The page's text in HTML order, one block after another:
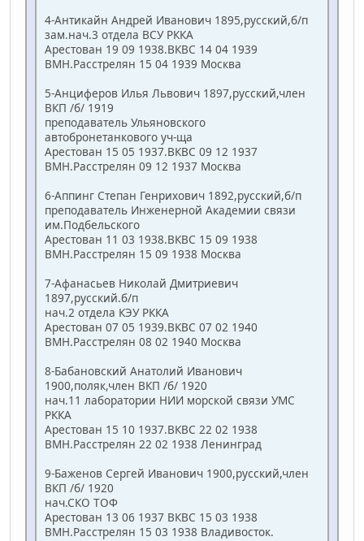
4-Антикайн Андрей Иванович 1895,русский,б/п
зам.нач.3 отдела ВСУ РККА
Арестован 19 09 1938.ВКВС 14 04 1939
ВМН.Расстрелян 15 04 1939 Москва
5-Анциферов Илья Львович 1897,русский,член
ВКП /б/ 1919
преподаватель Ульяновского
автобронетанкового уч-ща
Арестован 15 05 1937.ВКВС 09 12 1937
ВМН.Расстрелян 09 12 1937 Москва
6-Аппинг Степан Генрихович 1892,русский,б/п
преподаватель Инженерной Академии связи
им.Подбельского
Арестован 11 03 1938.ВКВС 15 09 1938
ВМН.Расстрелян 15 09 1938 Москва
7-Афанасьев Николай Дмитриевич
1897,русский.б/п
нач.2 отдела КЭУ РККА
Арестован 07 05 1939.ВКВС 07 02 1940
ВМН.Расстрелян 08 02 1940 Москва
8-Бабановский Анатолий Иванович
1900,поляк,член ВКП /б/ 1920
нач.11 лаборатории НИИ морской связи УМС
РККА
Арестован 15 10 1937.ВКВС 22 02 1938
ВМН.Расстрелян 22 02 1938 Ленинград
9-Баженов Сергей Иванович 1900,русский,член
ВКП /б/ 1920
нач.СКО ТОФ
Арестован 13 06 1937 ВКВС 15 03 1938
ВМН.Расстрелян 15 03 1938 Владивосток.